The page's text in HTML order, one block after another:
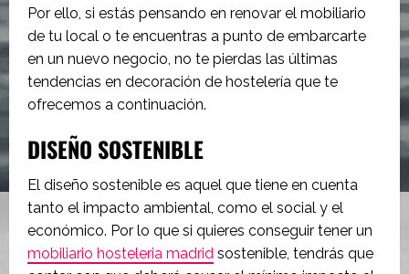
Por ello, si estás pensando en renovar el mobiliario
de tu local o te encuentras a punto de embarcarte
en un nuevo negocio, no te pierdas las últimas
tendencias en decoración de hostelería que te
ofrecemos a continuación.
DISEÑO SOSTENIBLE
El diseño sostenible es aquel que tiene en cuenta
tanto el impacto ambiental, como el social y el
económico. Por lo que si quieres conseguir tener un
mobiliario hosteleria madrid sostenible, tendrás que